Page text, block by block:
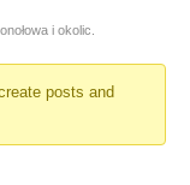
i okolic.
posts and